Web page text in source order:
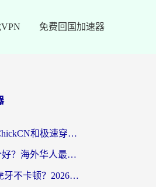
免费回国加速器
海外党必看：ChickCN和极速穿梭VPN好用吗？3招教你选对回国加速器无缝刷国内资源
斧牛和light哪个好？海外华人最关心的回国加速器选择难题，一篇讲透
在国外怎么用虎牙不卡顿？2026海外华人亲测有效的回国加速器选择指南